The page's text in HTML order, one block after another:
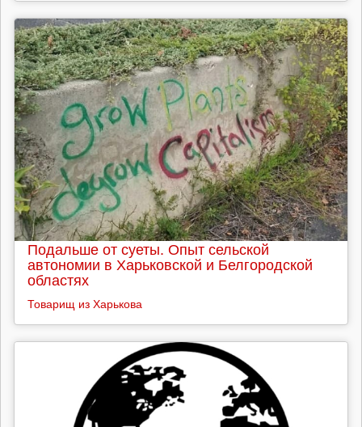
Подальше от суеты. Опыт сельской
автономии в Харьковской и Белгородской
областях
Товарищ из Харькова